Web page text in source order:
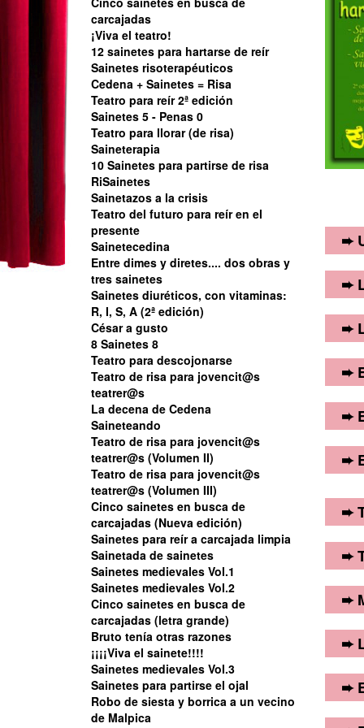
carcajadas
¡Viva el teatro!
12 sainetes para hartarse de reír
Sainetes risoterapéuticos
Cedena + Sainetes = Risa
Teatro para reír 2ª edición
Sainetes 5 - Penas 0
Teatro para llorar (de risa)
Saineterapia
10 Sainetes para partirse de risa
RiSainetes
Sainetazos a la crisis
Teatro del futuro para reír en el
presente
Sainetecedina
Entre dimes y diretes.... dos obras y
tres sainetes
Sainetes diuréticos, con vitaminas:
R, I, S, A (2ª edición)
César a gusto
8 Sainetes 8
Teatro para descojonarse
Teatro de risa para jovencit@s
teatrer@s
La decena de Cedena
Saineteando
Teatro de risa para jovencit@s
teatrer@s (Volumen II)
Teatro de risa para jovencit@s
teatrer@s (Volumen III)
Cinco sainetes en busca de
carcajadas (Nueva edición)
Sainetes para reír a carcajada limpia
Sainetada de sainetes
Sainetes medievales Vol.1
Sainetes medievales Vol.2
Cinco sainetes en busca de
carcajadas (letra grande)
Bruto tenía otras razones
¡¡¡¡Viva el sainete!!!!
Sainetes medievales Vol.3
Sainetes para partirse el ojal
Robo de siesta y borrica a un vecino
de Malpica
➨
En
•
•
•
•
•
➨
•
•
•
•
•
➨
•
•
•
➨
es
•
•
➨
•
•
•
•
➨
La
un
•
•
•
•
➨
le
•
•
•
➨
No
•
•
•
•
➨
Un
•
•
➨
En
•
➨